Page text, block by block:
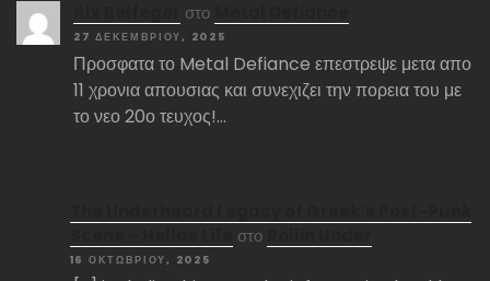
στο
27 ΔΕΚΕΜΒΡΊΟΥ, 2025
Προσφατα το Metal Defiance επεστρεψε μετα απο
11 χρονια απουσιας και συνεχιζει την πορεια του με
το νεο 20ο τευχος!…
στο
16 ΟΚΤΩΒΡΊΟΥ, 2025